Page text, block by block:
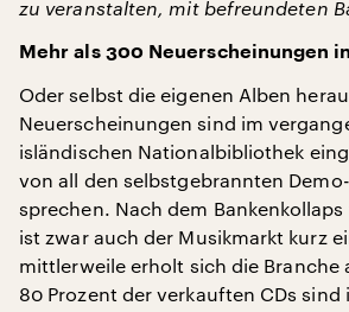
zu veranstalten, mit befreundeten
Mehr als 300 Neuerscheinungen
Oder selbst die eigenen Alben
Neuerscheinungen sind im
isländischen Nationalbibliothek
von all den selbstgebrannten
sprechen. Nach dem
ist zwar auch der Musikmarkt kurz
mittlerweile erholt sich die Branche
80 Prozent der verkauften CDs sind